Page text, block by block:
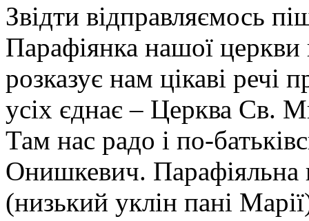
Звідти відправляємось
Парафіянка нашої
розказує нам цікаві речі
усіх єднає – Церква Св.
Там нас радо і по-
Онишкевич. Парафіяльна
(низький уклін пані